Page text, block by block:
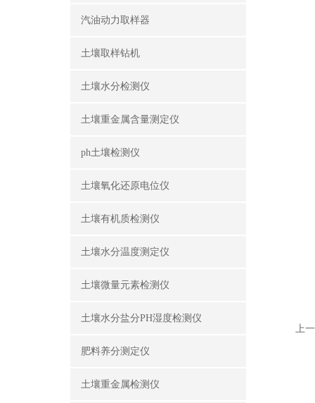
汽油动力取样器
土壤取样钻机
土壤水分检测仪
土壤重金属含量测定仪
ph土壤检测仪
土壤氧化还原电位仪
土壤有机质检测仪
土壤水分温度测定仪
土壤微量元素检测仪
土壤水分盐分PH湿度检测仪
肥料养分测定仪
土壤重金属检测仪
上